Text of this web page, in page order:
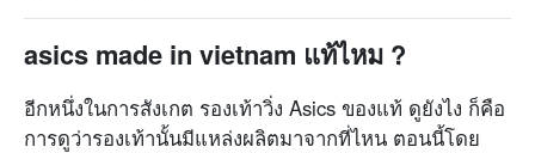
asics made in vietnam แท้ไหม ?
อีกหนึ่งในการสังเกต รองเท้าวิ่ง Asics ของแท้ ดูยังไง ก็คือ
การดูว่ารองเท้านั้นมีแหล่งผลิตมาจากที่ไหน ตอนนี้โดย